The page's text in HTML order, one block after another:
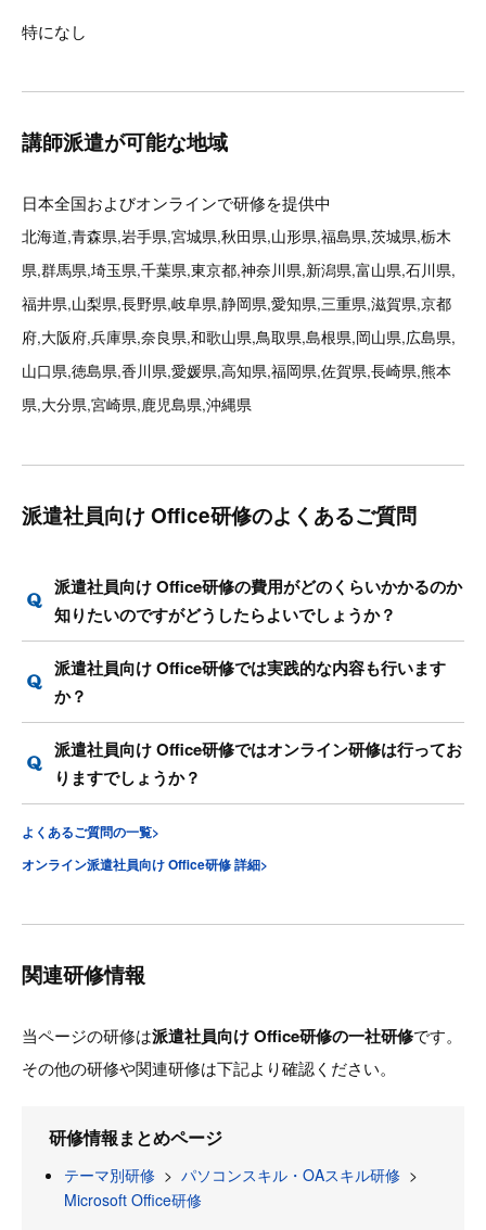
特になし
講師派遣が可能な地域
日本全国およびオンラインで研修を提供中
北海道,青森県,岩手県,宮城県,秋田県,山形県,福島県,茨城県,栃木
県,群馬県,埼玉県,千葉県,東京都,神奈川県,新潟県,富山県,石川県,
福井県,山梨県,長野県,岐阜県,静岡県,愛知県,三重県,滋賀県,京都
府,大阪府,兵庫県,奈良県,和歌山県,鳥取県,島根県,岡山県,広島県,
山口県,徳島県,香川県,愛媛県,高知県,福岡県,佐賀県,長崎県,熊本
県,大分県,宮崎県,鹿児島県,沖縄県
派遣社員向け Office研修のよくあるご質問
派遣社員向け Office研修の費用がどのくらいかかるのか
知りたいのですがどうしたらよいでしょうか？
派遣社員向け Office研修では実践的な内容も行います
か？
派遣社員向け Office研修ではオンライン研修は行ってお
りますでしょうか？
よくあるご質問の一覧>
オンライン派遣社員向け Office研修 詳細>
関連研修情報
当ページの研修は派遣社員向け Office研修の一社研修です。
その他の研修や関連研修は下記より確認ください。
研修情報まとめページ
テーマ別研修 > パソコンスキル・OAスキル研修 >
Microsoft Office研修